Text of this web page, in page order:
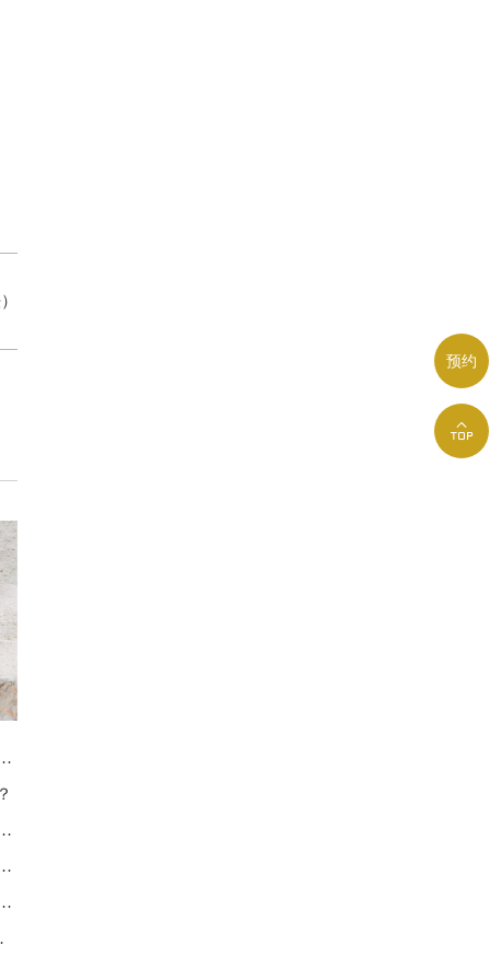
多久？日常如何保养手表？
保养？（手表表蒙的保养方法）
手表？佩戴手表注意事项
琴手表？（浪琴保养日常）
建议
预约
